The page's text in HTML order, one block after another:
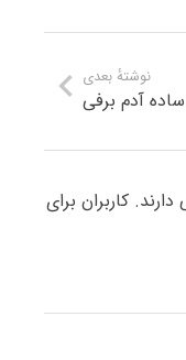
نوشتهٔ بعدی
آدم برفی
کاربران برای